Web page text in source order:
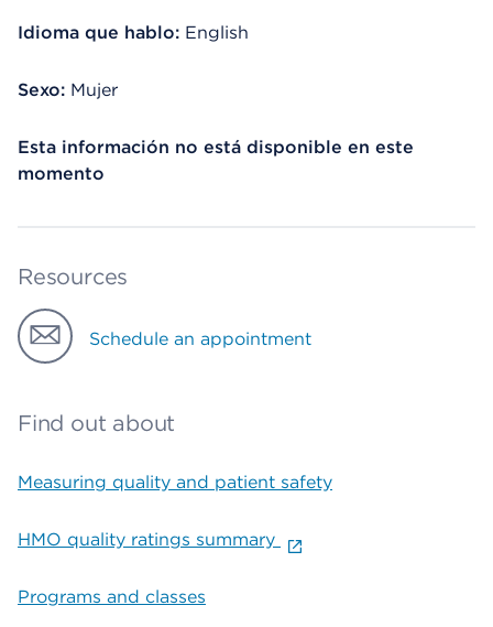
Idioma que hablo: English
Sexo: Mujer
Esta información no está disponible en este
momento
Resources
Schedule an appointment
Find out about
Measuring quality and patient safety
HMO quality ratings summary
Programs and classes